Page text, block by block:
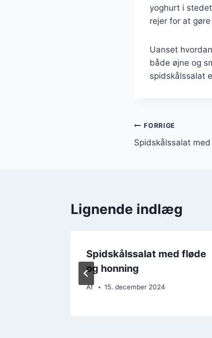
yoghurt i
rejer for at
Uanset
både øjne og
spidskålssalat
FORRIGE
Spidskålssalat
Lignende indlæg
Spidskålssalat med fløde
og honning
Af 15. december 2024